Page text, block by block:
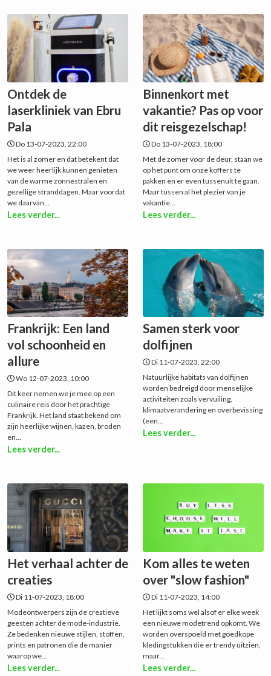
Ontdek de
laserkliniek van Ebru
Pala
Do 13-07-2023, 22:00
Het is al zomer en dat betekent dat
we weer heerlijk kunnen genieten
van de warme zonnestralen en
gezellige stranddagen. Maar voordat
we daarvan...
Lees verder...
Binnenkort met
vakantie? Pas op voor
dit reisgezelschap!
Do 13-07-2023, 18:00
Met de zomer voor de deur, staan we
op het punt om onze koffers te
pakken en er even tussenuit te gaan.
Maar tussen al het plezier van je
vakantie...
Lees verder...
Frankrijk: Een land
vol schoonheid en
allure
Wo 12-07-2023, 10:00
Dit keer nemen we je mee op een
culinaire reis door het prachtige
Frankrijk. Het land staat bekend om
zijn heerlijke wijnen, kazen, broden
en...
Lees verder...
Samen sterk voor
dolfijnen
Di 11-07-2023, 22:00
Natuurlijke habitats van dolfijnen
worden bedreigd door menselijke
activiteiten zoals vervuiling,
klimaatverandering en overbevissing
(een...
Lees verder...
Het verhaal achter de
creaties
Di 11-07-2023, 18:00
Modeontwerpers zijn de creatieve
geesten achter de mode-industrie.
Ze bedenken nieuwe stijlen, stoffen,
prints en patronen die de manier
waarop we...
Lees verder...
Kom alles te weten
over "slow fashion"
Di 11-07-2023, 14:00
Het lijkt soms wel alsof er elke week
een nieuwe modetrend opkomt. We
worden overspoeld met goedkope
kledingstukken die er trendy uitzien,
maar...
Lees verder...